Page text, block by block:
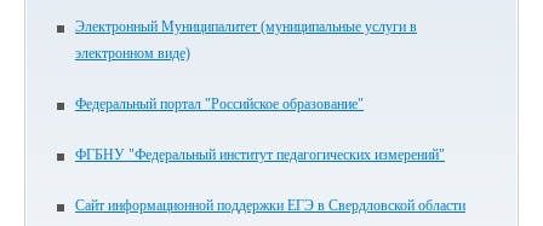
Электронный Муниципалитет (муниципальные услуги в
электронном виде)
Федеральный портал "Российское образование"
ФГБНУ "Федеральный институт педагогических измерений"
Сайт информационной поддержки ЕГЭ в Свердловской области